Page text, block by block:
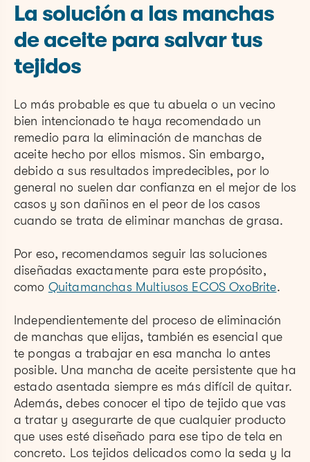
La solución a las manchas
de aceite para salvar tus
tejidos
Lo más probable es que tu abuela o un vecino
bien intencionado te haya recomendado un
remedio para la eliminación de manchas de
aceite hecho por ellos mismos. Sin embargo,
debido a sus resultados impredecibles, por lo
general no suelen dar confianza en el mejor de los
casos y son dañinos en el peor de los casos
cuando se trata de eliminar manchas de grasa.
Por eso, recomendamos seguir las soluciones
diseñadas exactamente para este propósito,
como Quitamanchas Multiusos ECOS OxoBrite.
Independientemente del proceso de eliminación
de manchas que elijas, también es esencial que
te pongas a trabajar en esa mancha lo antes
posible. Una mancha de aceite persistente que ha
estado asentada siempre es más difícil de quitar.
Además, debes conocer el tipo de tejido que vas
a tratar y asegurarte de que cualquier producto
que uses esté diseñado para ese tipo de tela en
concreto. Los tejidos delicados como la seda y la